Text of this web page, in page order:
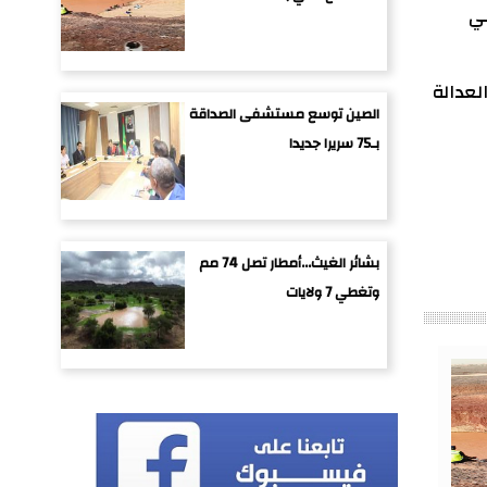
الصين توسع مستشفى الصداقة
بـ75 سريرا جديدا
بشائر الغيث...أمطار تصل 74 مم
وتغطي 7 ولايات